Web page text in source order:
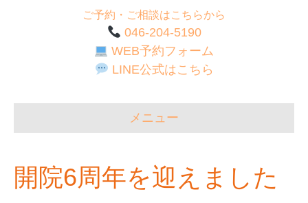
ご予約・ご相談はこちらから
046-204-5190
WEB予約フォーム
LINE公式はこちら
メニュー
開院6周年を迎えました